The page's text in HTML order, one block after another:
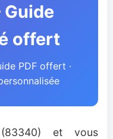
offert
PDF offert ·
et vous